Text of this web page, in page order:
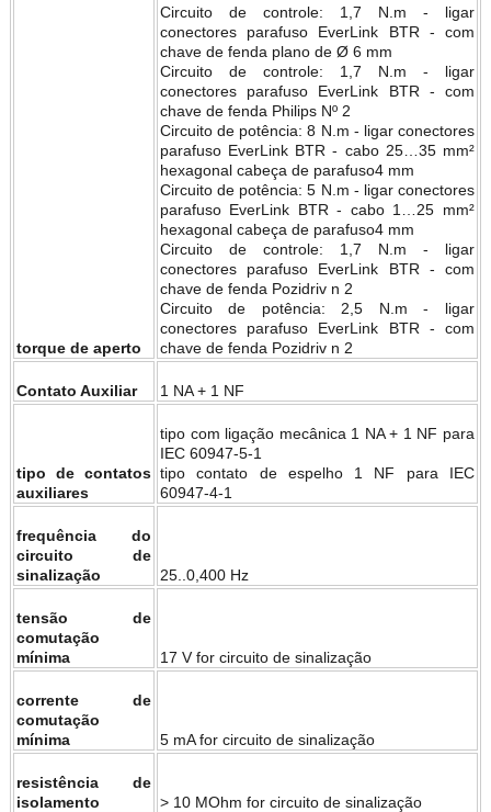
torque de aperto
Circuito de controle: 1,7 N.m - ligar
conectores parafuso EverLink BTR - com
chave de fenda plano de Ø 6 mm
Circuito de controle: 1,7 N.m - ligar
conectores parafuso EverLink BTR - com
chave de fenda Philips Nº 2
Circuito de potência: 8 N.m - ligar conectores
parafuso EverLink BTR - cabo 25…35 mm²
hexagonal cabeça de parafuso4 mm
Circuito de potência: 5 N.m - ligar conectores
parafuso EverLink BTR - cabo 1…25 mm²
hexagonal cabeça de parafuso4 mm
Circuito de controle: 1,7 N.m - ligar
conectores parafuso EverLink BTR - com
chave de fenda Pozidriv n 2
Circuito de potência: 2,5 N.m - ligar
conectores parafuso EverLink BTR - com
chave de fenda Pozidriv n 2
Contato Auxiliar 1 NA + 1 NF
tipo de contatos
auxiliares
tipo com ligação mecânica 1 NA + 1 NF para
IEC 60947-5-1
tipo contato de espelho 1 NF para IEC
60947-4-1
frequência do
circuito de
sinalização
25..0,400 Hz
tensão de
comutação
mínima
17 V for circuito de sinalização
corrente de
comutação
mínima
5 mA for circuito de sinalização
resistência de
isolamento
> 10 MOhm for circuito de sinalização